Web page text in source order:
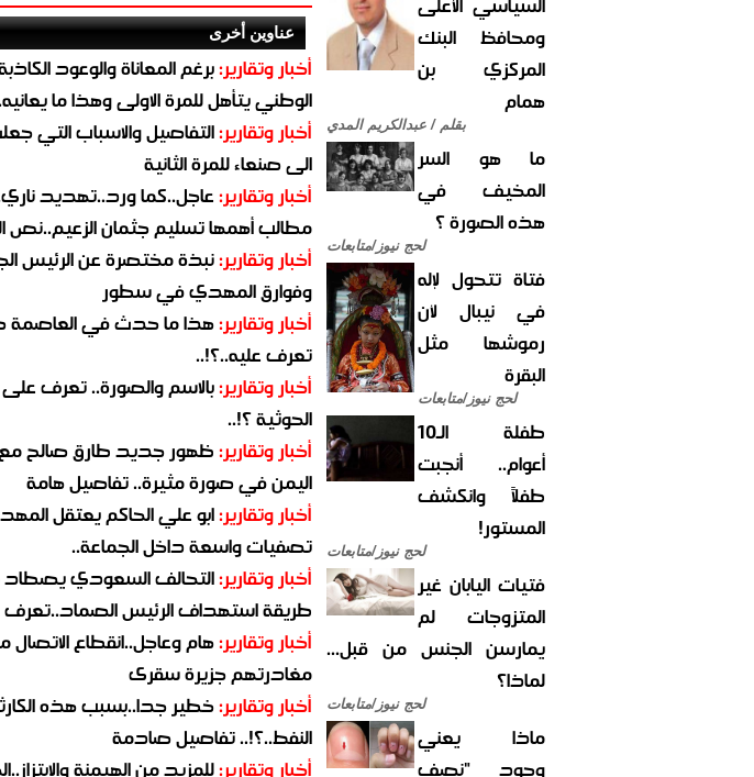
ومحافظ البنك
المركزي بن
همام
بقلم / عبدالكريم المدي
ما هو السر
المخيف في
هذه الصورة ؟
لحج نيوز/متابعات
فتاة تتحول لإله
في نيبال لأن
رموشها مثل
البقرة
لحج نيوز/متابعات
طفلة الـ10
أعوام.. أنجبت
طفلاً وانكشف
المستور!
لحج نيوز/متابعات
فتيات اليابان غير
المتزوجات لم
يمارسن الجنس من قبل...
لماذا؟
لحج نيوز/متابعات
ماذا يعني
وجود "نصف
عناوين أخرى
أخبار وتقارير:برغم المعاناة والوعود
الوطني يتأهل للمرة الاولى وهذا ما
أخبار وتقارير:التفاصيل والاسباب التي
الى صنعاء للمرة الثانية
أخبار وتقارير:عاجل..كما ورد..تهديد
مطالب أهمها تسليم جثمان الزعيم..نص
أخبار وتقارير:نبذة مختصرة عن الرئيس
وفوارق المهدي في سطور
أخبار وتقارير:هذا ما حدث في العاصمة
تعرف عليه..؟!..
أخبار وتقارير:بالاسم والصورة.. تعرف
الحوثية ؟!..
أخبار وتقارير:ظهور جديد طارق صالح مع
اليمن في صورة مثيرة.. تفاصيل هامة
أخبار وتقارير:ابو علي الحاكم يعتقل
تصفيات واسعة داخل الجماعة..
أخبار وتقارير:التحالف السعودي
طريقة استهداف الرئيس الصماد..تعرف
أخبار وتقارير:هام وعاجل..انقطاع
مغادرتهم جزيرة سقرى
أخبار وتقارير:خطير جدا..بسبب هذه
النفط..؟!.. تفاصيل صادمة
أخبار وتقارير:للمزيد من الهيمنة